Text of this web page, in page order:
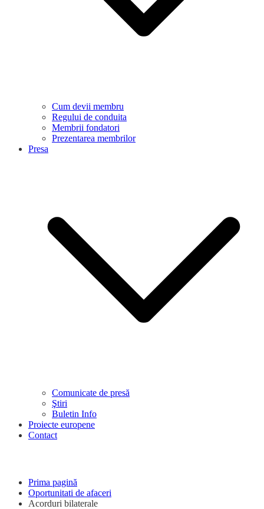
Cum devii membru
Regului de conduita
Membrii fondatori
Prezentarea membrilor
Presa
Comunicate de presă
Ştiri
Buletin Info
Proiecte europene
Contact
Prima pagină
Oportunitati de afaceri
Acorduri bilaterale